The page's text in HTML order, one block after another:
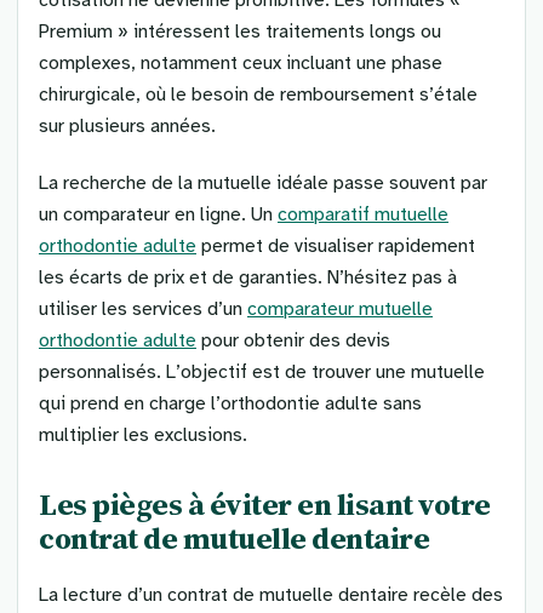
Premium » intéressent les traitements longs ou
complexes, notamment ceux incluant une phase
chirurgicale, où le besoin de remboursement s’étale
sur plusieurs années.
La recherche de la mutuelle idéale passe souvent par
un comparateur en ligne. Un comparatif mutuelle
orthodontie adulte permet de visualiser rapidement
les écarts de prix et de garanties. N’hésitez pas à
utiliser les services d’un comparateur mutuelle
orthodontie adulte pour obtenir des devis
personnalisés. L’objectif est de trouver une mutuelle
qui prend en charge l’orthodontie adulte sans
multiplier les exclusions.
Les pièges à éviter en lisant votre
contrat de mutuelle dentaire
La lecture d’un contrat de mutuelle dentaire recèle des